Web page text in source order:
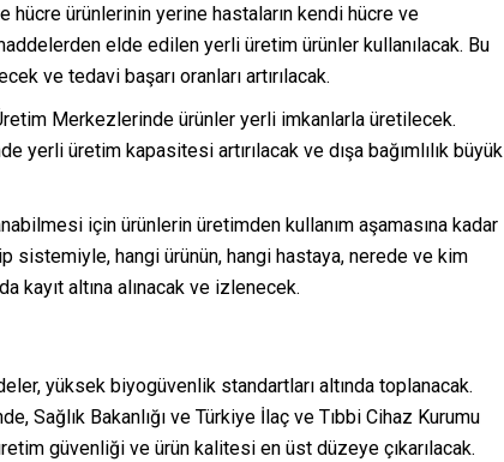
ürünlerinin yerine hastaların kendi hücre ve
elde edilen yerli üretim ürünler kullanılacak. Bu
ve tedavi başarı oranları artırılacak.
Merkezlerinde ürünler yerli imkanlarla üretilecek.
üretim kapasitesi artırılacak ve dışa bağımlılık büyük
için ürünlerin üretimden kullanım aşamasına kadar
hangi ürünün, hangi hastaya, nerede ve kim
kayıt altına alınacak ve izlenecek.
yüksek biyogüvenlik standartları altında toplanacak.
Sağlık Bakanlığı ve Türkiye İlaç ve Tıbbi Cihaz Kurumu
güvenliği ve ürün kalitesi en üst düzeye çıkarılacak.